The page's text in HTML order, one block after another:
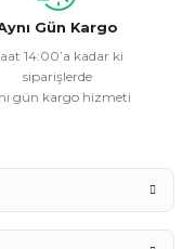
Gün Kargo
14:00’a kadar ki
siparişlerde
gün kargo hizmeti